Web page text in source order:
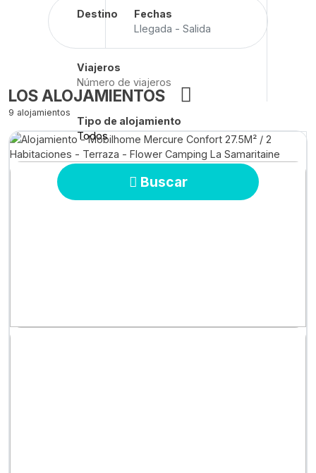
Destino
Fechas
Llegada - Salida
Viajeros
Tipo de alojamiento
Todos
Buscar
LOS ALOJAMIENTOS
9 alojamientos